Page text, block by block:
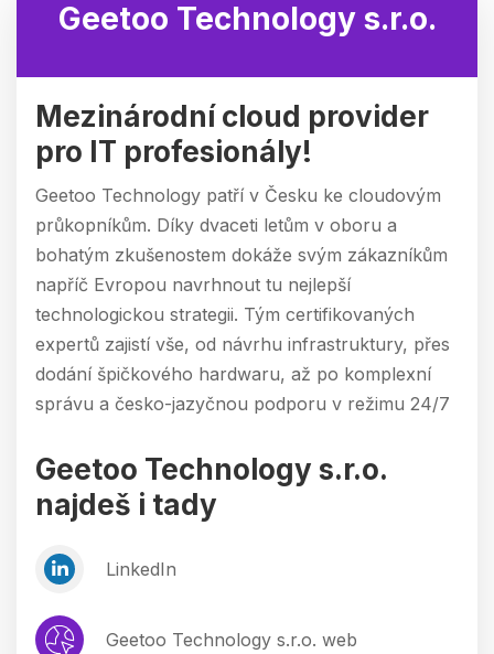
Geetoo Technology s.r.o.
Mezinárodní cloud provider
pro IT profesionály!
Geetoo Technology patří v Česku ke cloudovým
průkopníkům. Díky dvaceti letům v oboru a
bohatým zkušenostem dokáže svým zákazníkům
napříč Evropou navrhnout tu nejlepší
technologickou strategii. Tým certifikovaných
expertů zajistí vše, od návrhu infrastruktury, přes
dodání špičkového hardwaru, až po komplexní
správu a česko-jazyčnou podporu v režimu 24/7
Geetoo Technology s.r.o.
najdeš i tady
LinkedIn
Geetoo Technology s.r.o. web